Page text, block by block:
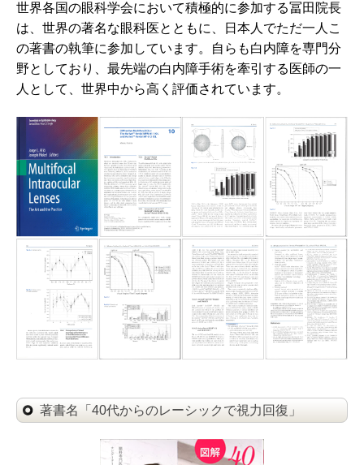
世界各国の眼科学会において積極的に参加する冨田院長
は、世界の著名な眼科医とともに、日本人でただ一人こ
の著書の執筆に参加しています。自らも白内障を専門分
野としており、最先端の白内障手術を牽引する医師の一
人として、世界中から高く評価されています。
著書名「40代からのレーシックで視力回復」